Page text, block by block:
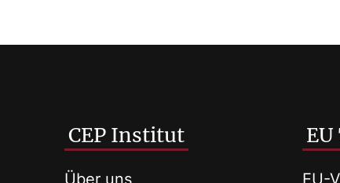
CEP Institut
Über uns
EU-